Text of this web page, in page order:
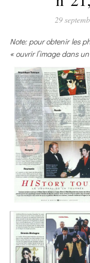
29
Note: pour obtenir les photos en taille réelle, un petit clic droit
« ouvrir l’image dans